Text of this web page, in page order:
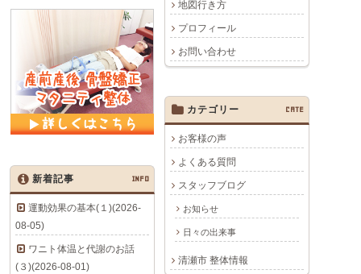
地図行き方
プロフィール
お問い合わせ
カテゴリー CATE
お客様の声
よくある質問
スタッフブログ
お知らせ
日々の出来事
清瀬市 整体情報
新着記事 INFO
運動効果の基本(１)(2026-
08-05)
ワニト体温と代謝のお話
(３)(2026-08-01)